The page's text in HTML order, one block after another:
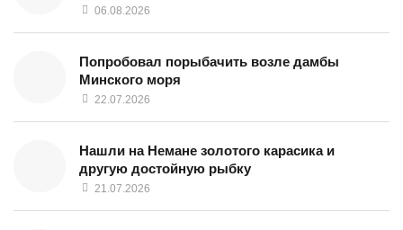
06.08.2026
Попробовал порыбачить возле дамбы
Минского моря
22.07.2026
Нашли на Немане золотого карасика и
другую достойную рыбку
21.07.2026